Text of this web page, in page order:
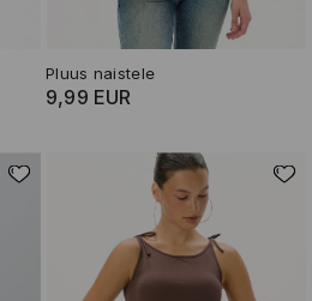
Pluus naistele
9,99 EUR